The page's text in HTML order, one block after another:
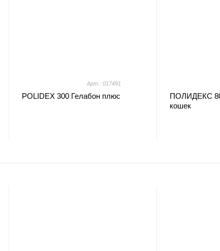
Арт.: 017491
POLIDEX 300 Гелабон плюс
ПОЛИДЕКС
кошек